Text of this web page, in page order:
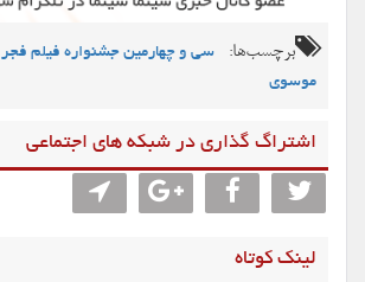
برچسب‌ها: سی و چهارمین جشنواره فیلم فجر
موسوی
اشتراگ گذاری در شبکه های اجتماعی
لینک کوتاه